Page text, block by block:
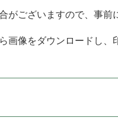
がございますので、事前
画像をダウンロードし、